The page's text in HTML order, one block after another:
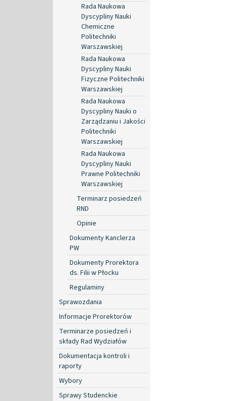
Rada Naukowa
Dyscypliny Nauki
Chemiczne
Politechniki
Warszawskiej
Rada Naukowa
Dyscypliny Nauki
Fizyczne Politechniki
Warszawskiej
Rada Naukowa
Dyscypliny Nauki o
Zarządzaniu i Jakości
Politechniki
Warszawskiej
Rada Naukowa
Dyscypliny Nauki
Prawne Politechniki
Warszawskiej
Terminarz posiedzeń
RND
Opinie
Dokumenty Kanclerza
PW
Dokumenty Prorektora
ds. Filii w Płocku
Regulaminy
Sprawozdania
Informacje Prorektorów
Terminarze posiedzeń i
składy Rad Wydziałów
Dokumentacja kontroli i
raporty
Wybory
Sprawy Studenckie